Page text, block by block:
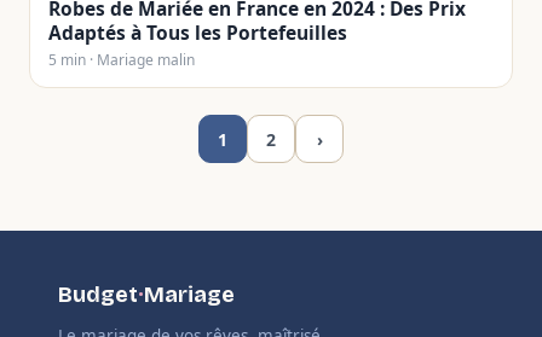
Robes de Mariée en France en 2024 : Des Prix
Adaptés à Tous les Portefeuilles
5 min · Mariage malin
1 2 ›
Budget·Mariage